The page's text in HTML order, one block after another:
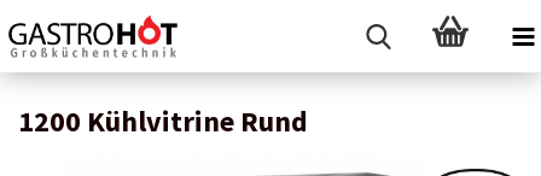
1200 Kühlvitrine Rund